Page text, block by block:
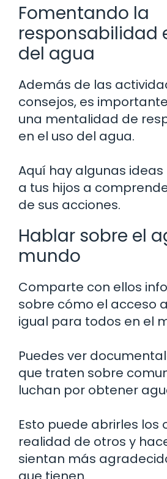
Fomentando la
responsabilidad
del agua
Además de las
consejos, es
una mentalidad de
en el uso del agua.
Aquí hay algunas
a tus hijos a
de sus acciones.
Hablar sobre el
mundo
Comparte con ellos
sobre cómo el acceso
igual para todos en el
Puedes ver
que traten sobre
luchan por obtener
Esto puede abrirles los
realidad de otros y
sientan más